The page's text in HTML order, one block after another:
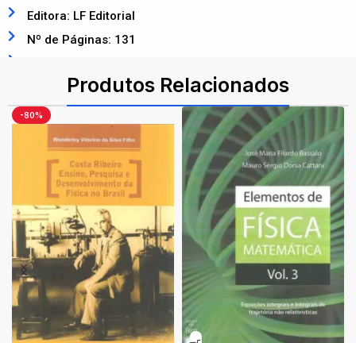
Editora: LF Editorial
Nº de Páginas: 131
Produtos Relacionados
-80%